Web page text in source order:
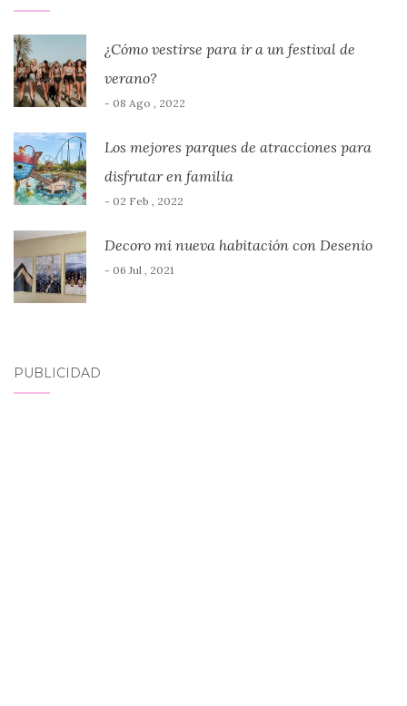
¿Cómo vestirse para ir a un festival de
verano?
- 08 Ago , 2022
Los mejores parques de atracciones para
disfrutar en familia
- 02 Feb , 2022
Decoro mi nueva habitación con Desenio
- 06 Jul , 2021
PUBLICIDAD